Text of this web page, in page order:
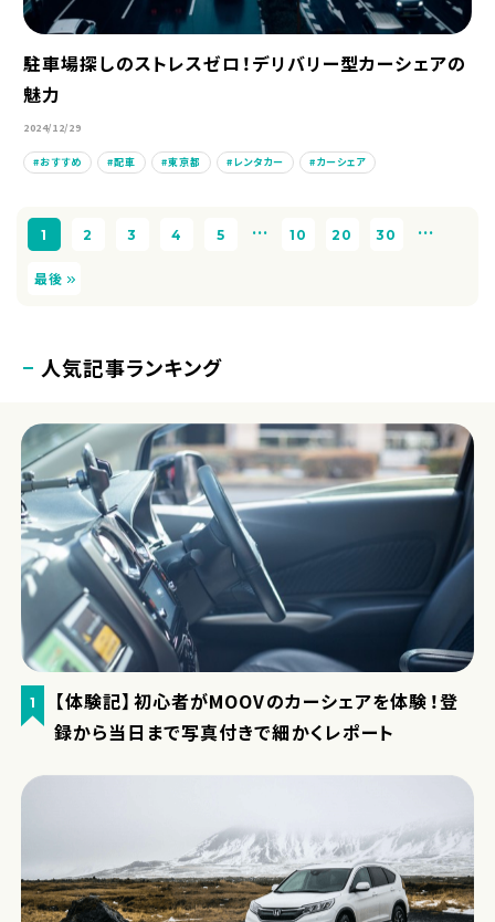
駐車場探しのストレスゼロ！デリバリー型カーシェアの
魅力
2024/12/29
おすすめ 配車 東京都 レンタカー カーシェア
1 2 3 4 5 ... 10 20 30 ...
最後
人気記事ランキング
1
【体験記】初心者がMOOVのカーシェアを体験！登
録から当日まで写真付きで細かくレポート